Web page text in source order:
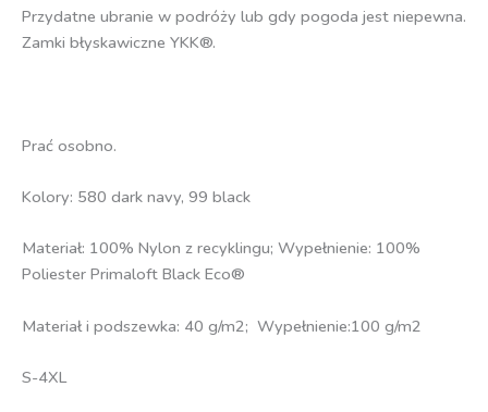
Przydatne ubranie w podróży lub gdy pogoda jest niepewna.
Zamki błyskawiczne YKK®.
Prać osobno.
Kolory: 580 dark navy, 99 black
Materiał: 100% Nylon z recyklingu; Wypełnienie: 100%
Poliester Primaloft Black Eco®
Materiał i podszewka: 40 g/m2; Wypełnienie:100 g/m2
S-4XL